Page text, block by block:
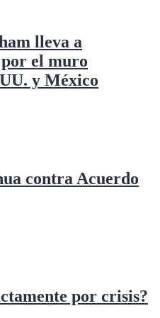
lleva a
el muro
y México
contra Acuerdo
por crisis?